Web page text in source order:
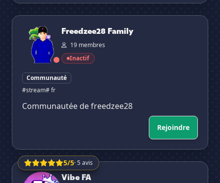
Freedzee28 Family
Freedzee28 Family
19 membres
Inactif
Communauté
#stream# fr
Communautée de freedzee28
Rejoindre
5/5· 5 avis
Vibe FA
Vibe FA